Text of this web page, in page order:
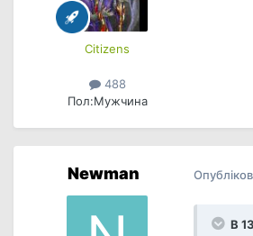
Сitizens
488
Пол:Мужчина
Newman
В